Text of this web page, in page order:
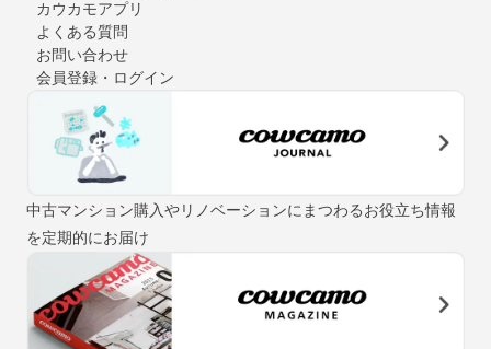
カウカモアプリ
よくある質問
お問い合わせ
会員登録・ログイン
中古マンション購入やリノベーションにまつわるお役立ち情報
を定期的にお届け